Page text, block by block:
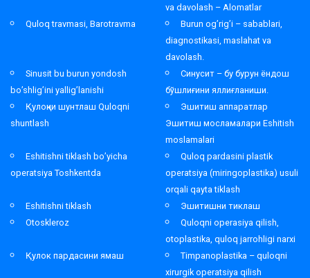
va davolash – Alomatlar
Quloq travmasi, Barotravma
Burun og’rig’i – sabablari,
diagnostikasi, maslahat va
davolash.
Sinusit bu burun yondosh
bo’shlig’ini yallig’lanishi
Синусит – бу бурун ёндош
бўшлиғини яллиғланиши.
Қулоқни шунтлаш Quloqni
shuntlash
Эшитиш аппаратлар
Эшитиш мосламалари Eshitish
moslamalari
Eshitishni tiklash bo’yicha
operatsiya Toshkentda
Quloq pardasini plastik
operatsiya (miringoplastika) usuli
orqali qayta tiklash
Eshitishni tiklash
Эшитишни тиклаш
Otoskleroz
Quloqni operasiya qilish,
otoplastika, quloq jarrohligi narxi
Қулок пардасини ямаш
Timpanoplastika – quloqni
xirurgik operatsiya qilish